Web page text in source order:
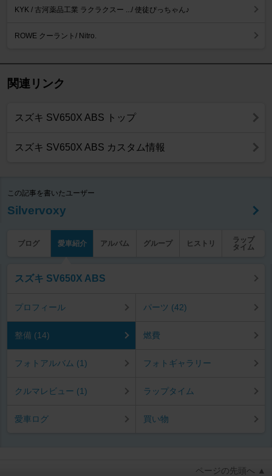
KYK / 古河薬品工業 ラクラクスー .../ 使徒ぴっちゃん♪
ROWE クーラント/ Nitro.
関連リンク
スズキ SV650X ABS トップ
スズキ SV650X ABS カスタム情報
この記事を書いたユーザー
Silvervoxy
ブログ 愛車紹介 アルバム グループ ヒストリ
ラップ
タイム
スズキ SV650X ABS
プロフィール パーツ (42)
整備 (14) 燃費
フォトアルバム (1) フォトギャラリー
クルマレビュー (1) ラップタイム
愛車ログ 買い物
ページの先頭へ ▲